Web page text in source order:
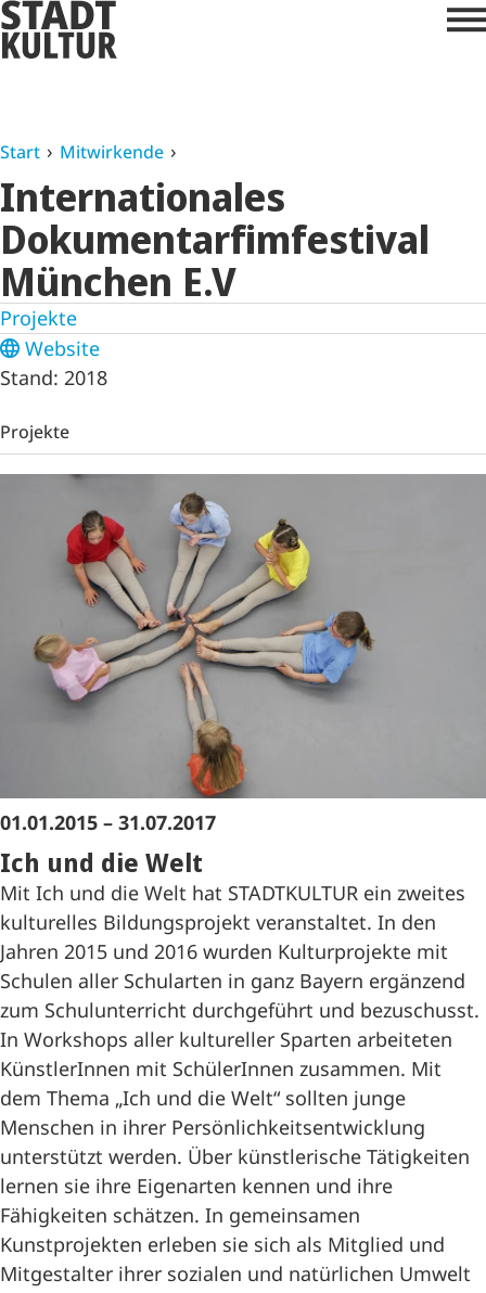
Start Mitwirkende
Internationales
Dokumentarfimfestival
München E.V
Projekte
Website
Stand: 2018
Projekte
01.01.2015 – 31.07.2017
Ich und die Welt
Mit Ich und die Welt hat STADTKULTUR ein zweites
kulturelles Bildungsprojekt veranstaltet. In den
Jahren 2015 und 2016 wurden Kulturprojekte mit
Schulen aller Schularten in ganz Bayern ergänzend
zum Schulunterricht durchgeführt und bezuschusst.
In Workshops aller kultureller Sparten arbeiteten
KünstlerInnen mit SchülerInnen zusammen. Mit
dem Thema „Ich und die Welt“ sollten junge
Menschen in ihrer Persönlichkeitsentwicklung
unterstützt werden. Über künstlerische Tätigkeiten
lernen sie ihre Eigenarten kennen und ihre
Fähigkeiten schätzen. In gemeinsamen
Kunstprojekten erleben sie sich als Mitglied und
Mitgestalter ihrer sozialen und natürlichen Umwelt